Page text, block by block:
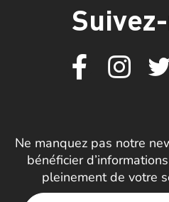
Ne manquez pas notre
bénéficier
pleinement de votre